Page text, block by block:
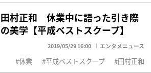
田村正和 休業中に語った引き際
の美学【平成ベストスクープ】
2019/05/29 16:00 エンタメニュース
休業 平成ベストスクープ 田村正和